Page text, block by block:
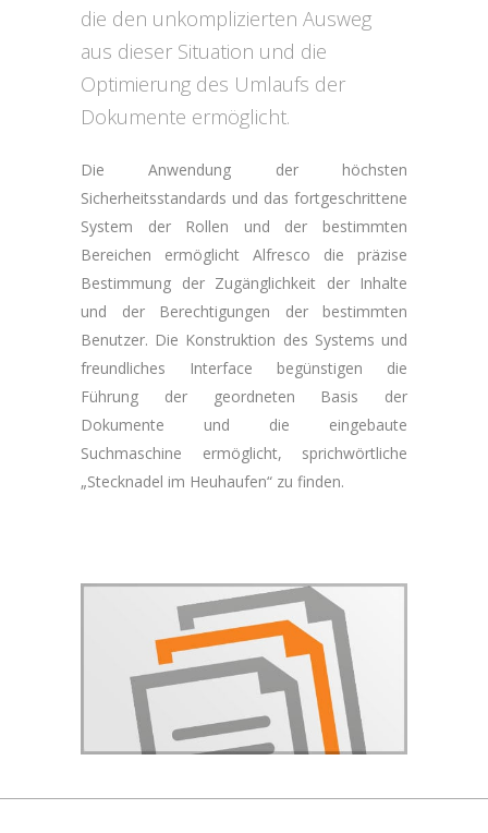
die den unkomplizierten Ausweg
aus dieser Situation und die
Optimierung des Umlaufs der
Dokumente ermöglicht.
Die Anwendung der höchsten
Sicherheitsstandards und das fortgeschrittene
System der Rollen und der bestimmten
Bereichen ermöglicht Alfresco die präzise
Bestimmung der Zugänglichkeit der Inhalte
und der Berechtigungen der bestimmten
Benutzer. Die Konstruktion des Systems und
freundliches Interface begünstigen die
Führung der geordneten Basis der
Dokumente und die eingebaute
Suchmaschine ermöglicht, sprichwörtliche
„Stecknadel im Heuhaufen“ zu finden.